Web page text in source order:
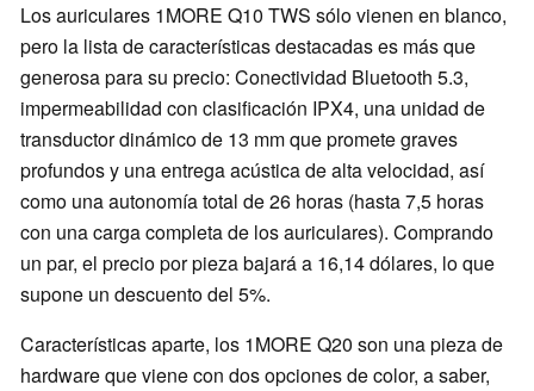
Los auriculares 1MORE Q10 TWS sólo vienen en blanco,
pero la lista de características destacadas es más que
generosa para su precio: Conectividad Bluetooth 5.3,
impermeabilidad con clasificación IPX4, una unidad de
transductor dinámico de 13 mm que promete graves
profundos y una entrega acústica de alta velocidad, así
como una autonomía total de 26 horas (hasta 7,5 horas
con una carga completa de los auriculares). Comprando
un par, el precio por pieza bajará a 16,14 dólares, lo que
supone un descuento del 5%.
Características aparte, los 1MORE Q20 son una pieza de
hardware que viene con dos opciones de color, a saber,